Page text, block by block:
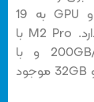
به 12 هسته و GPU به 19
هسته وجود دارد. M2 Pro با
پهنای باند 200GB/s و با
حافظه 16GB و 32GB موجود